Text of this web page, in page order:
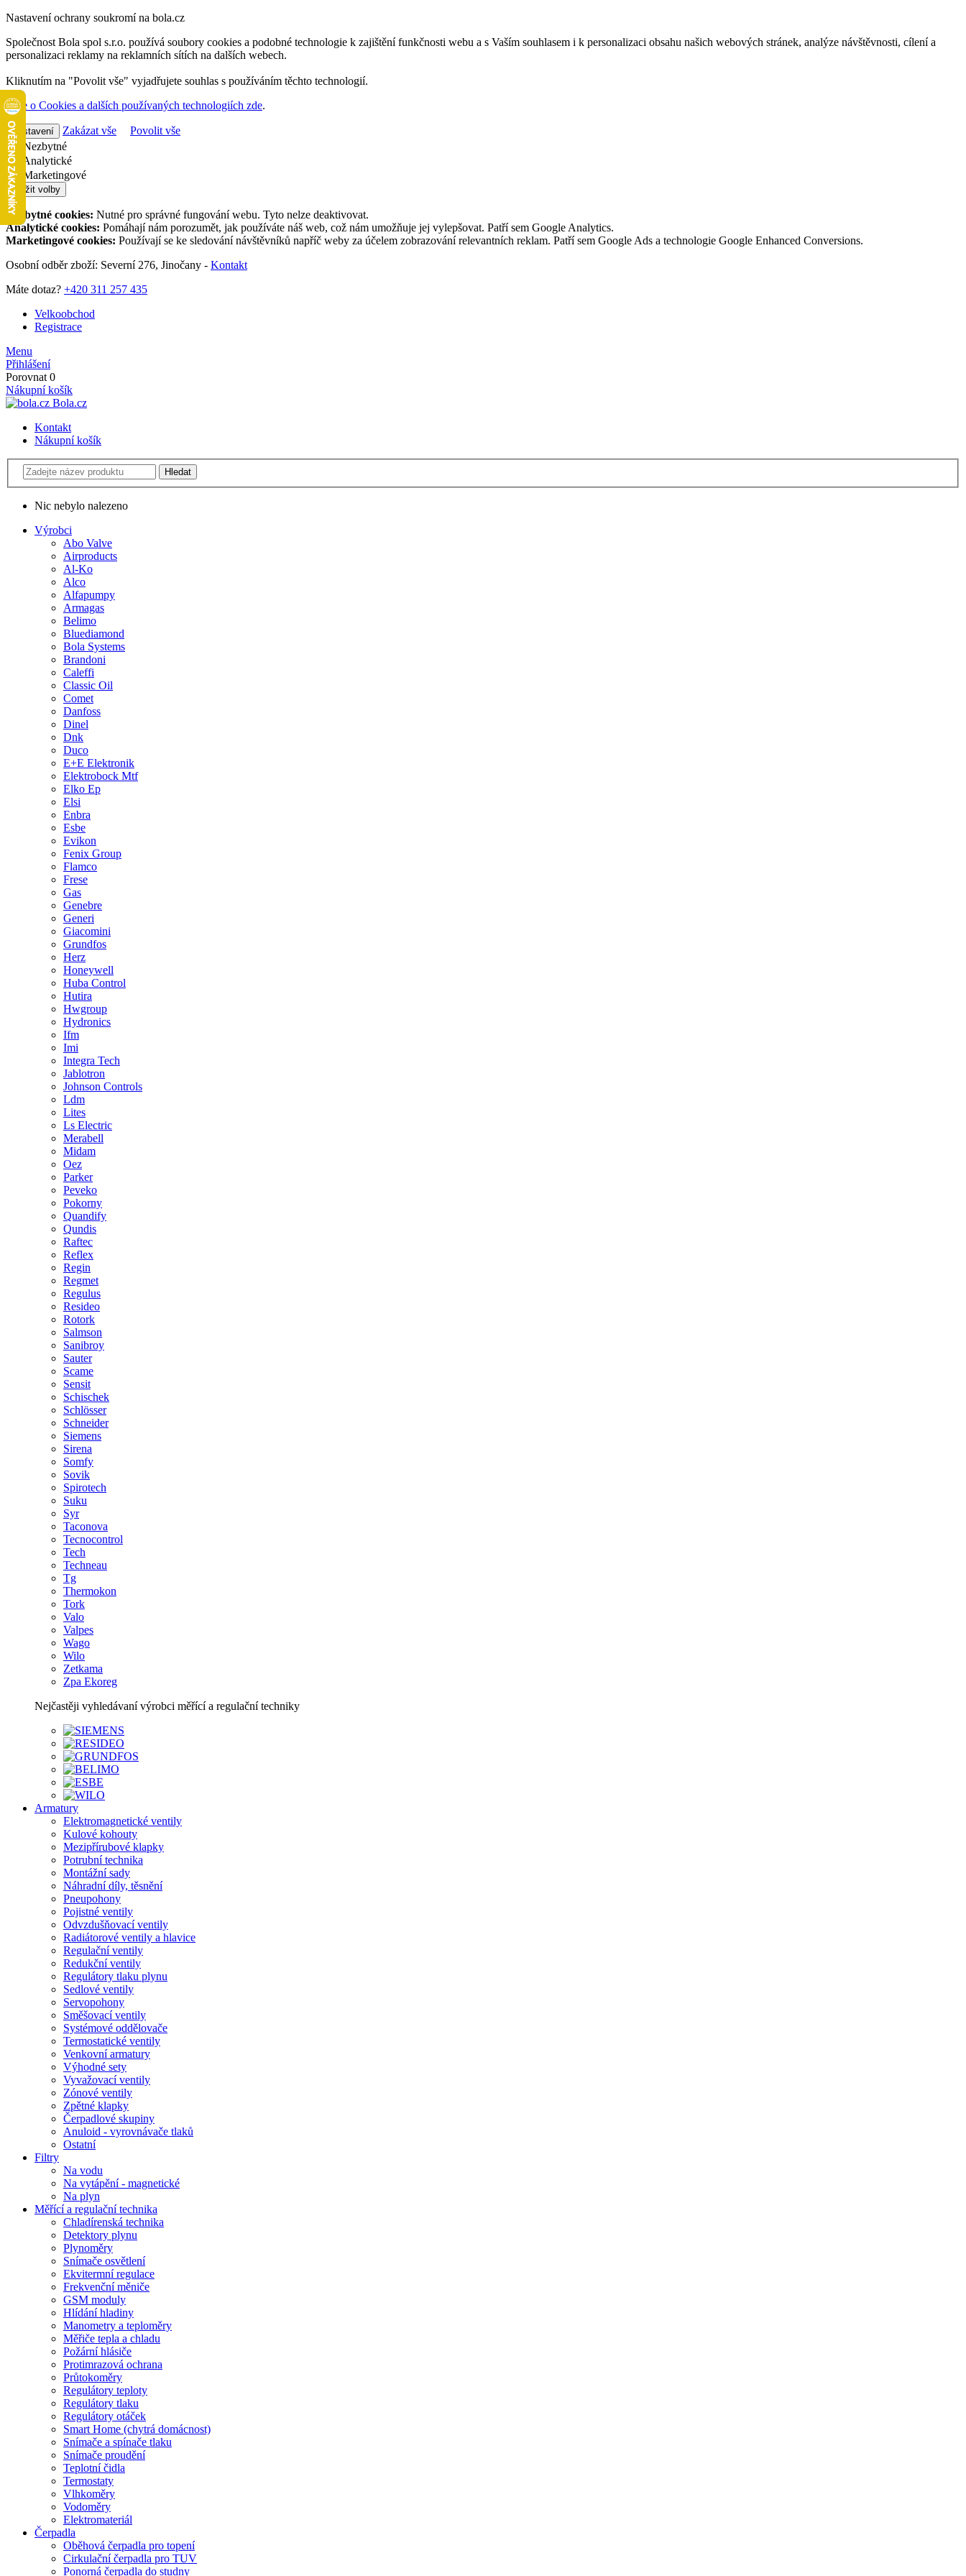
Nastavení ochrany soukromí na bola.cz
Společnost Bola spol s.r.o. používá soubory cookies a podobné technologie k zajištění funkčnosti webu a s Vaším souhlasem i k personalizaci obsahu našich webových stránek, analýze návštěvnosti, cílení a
personalizaci reklamy na reklamních sítích na dalších webech.
Kliknutím na "Povolit vše" vyjadřujete souhlas s používáním těchto technologií.
Více o Cookies a dalších používaných technologiích zde.
Nastavení Zakázat vše
Povolit vše
Nezbytné
Analytické
Marketingové
Uložit volby
Nezbytné cookies: Nutné pro správné fungování webu. Tyto nelze deaktivovat.
Analytické cookies: Pomáhají nám porozumět, jak používáte náš web, což nám umožňuje jej vylepšovat. Patří sem Google Analytics.
Marketingové cookies: Používají se ke sledování návštěvníků napříč weby za účelem zobrazování relevantních reklam. Patří sem Google Ads a technologie Google Enhanced Conversions.
Osobní odběr zboží: Severní 276, Jinočany - Kontakt
Máte dotaz? +420 311 257 435
Velkoobchod
Registrace
Menu
Přihlášení
Porovnat 0
Nákupní košík
Bola.cz
Kontakt
Nákupní košík
Nic nebylo nalezeno
Výrobci
Abo Valve
Airproducts
Al-Ko
Alco
Alfapumpy
Armagas
Belimo
Bluediamond
Bola Systems
Brandoni
Caleffi
Classic Oil
Comet
Danfoss
Dinel
Dnk
Duco
E+E Elektronik
Elektrobock Mtf
Elko Ep
Elsi
Enbra
Esbe
Evikon
Fenix Group
Flamco
Frese
Gas
Genebre
Generi
Giacomini
Grundfos
Herz
Honeywell
Huba Control
Hutira
Hwgroup
Hydronics
Ifm
Imi
Integra Tech
Jablotron
Johnson Controls
Ldm
Lites
Ls Electric
Merabell
Midam
Oez
Parker
Peveko
Pokorny
Quandify
Qundis
Raftec
Reflex
Regin
Regmet
Regulus
Resideo
Rotork
Salmson
Sanibroy
Sauter
Scame
Sensit
Schischek
Schlösser
Schneider
Siemens
Sirena
Somfy
Sovik
Spirotech
Suku
Syr
Taconova
Tecnocontrol
Tech
Techneau
Tg
Thermokon
Tork
Valo
Valpes
Wago
Wilo
Zetkama
Zpa Ekoreg
Nejčastěji vyhledávaní výrobci měřící a regulační techniky
Armatury
Elektromagnetické ventily
Kulové kohouty
Mezipřírubové klapky
Potrubní technika
Montážní sady
Náhradní díly, těsnění
Pneupohony
Pojistné ventily
Odvzdušňovací ventily
Radiátorové ventily a hlavice
Regulační ventily
Redukční ventily
Regulátory tlaku plynu
Sedlové ventily
Servopohony
Směšovací ventily
Systémové oddělovače
Termostatické ventily
Venkovní armatury
Výhodné sety
Vyvažovací ventily
Zónové ventily
Zpětné klapky
Čerpadlové skupiny
Anuloid - vyrovnávače tlaků
Ostatní
Filtry
Na vodu
Na vytápění - magnetické
Na plyn
Měřící a regulační technika
Chladírenská technika
Detektory plynu
Plynoměry
Snímače osvětlení
Ekvitermní regulace
Frekvenční měniče
GSM moduly
Hlídání hladiny
Manometry a teploměry
Měřiče tepla a chladu
Požární hlásiče
Protimrazová ochrana
Průtokoměry
Regulátory teploty
Regulátory tlaku
Regulátory otáček
Smart Home (chytrá domácnost)
Snímače a spínače tlaku
Snímače proudění
Teplotní čidla
Termostaty
Vlhkoměry
Vodoměry
Elektromateriál
Čerpadla
Oběhová čerpadla pro topení
Cirkulační čerpadla pro TUV
Ponorná čerpadla do studny